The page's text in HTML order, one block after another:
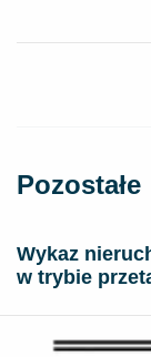
Pozostałe
Wykaz
w trybie